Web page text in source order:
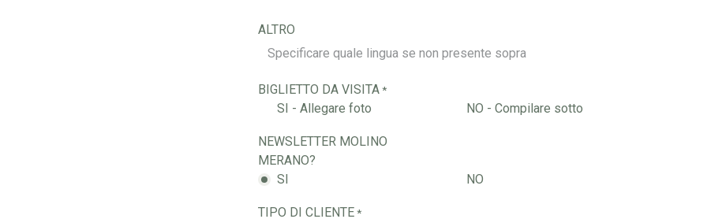
ALTRO
BIGLIETTO DA VISITA*
SI - Allegare foto NO - Compilare sotto
NEWSLETTER MOLINO
MERANO?
SI
NO
TIPO DI CLIENTE*